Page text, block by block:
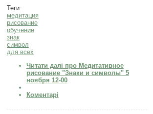
Теги:
медитация
рисование
обучение
знак
символ
для всех
Читати далі про Медитативное
рисование "Знаки и символы" 5
ноября 12-00
Коментарі